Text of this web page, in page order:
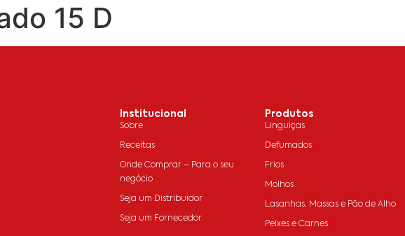
15 D
Institucional
Sobre
Receitas
Onde Comprar – Para o seu
negócio
Seja um Distribuidor
Seja um Fornecedor
Produtos
Linguiças
Defumados
Frios
Molhos
Lasanhas, Massas e Pão de Alho
Peixes e Carnes